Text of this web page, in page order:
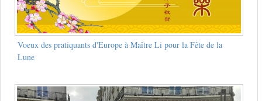
Voeux des pratiquants d'Europe à Maître Li pour la Fête de la
Lune